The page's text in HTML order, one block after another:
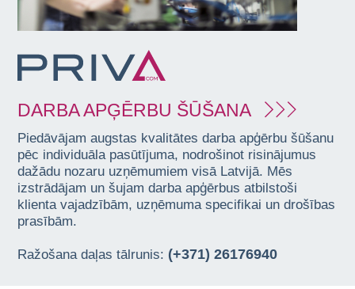
DARBA APĢĒRBU ŠŪŠANA
Piedāvājam augstas kvalitātes darba apģērbu šūšanu
pēc individuāla pasūtījuma, nodrošinot risinājumus
dažādu nozaru uzņēmumiem visā Latvijā. Mēs
izstrādājam un šujam darba apģērbus atbilstoši
klienta vajadzībām, uzņēmuma specifikai un drošības
prasībām.
Ražošana daļas tālrunis: (+371) 26176940